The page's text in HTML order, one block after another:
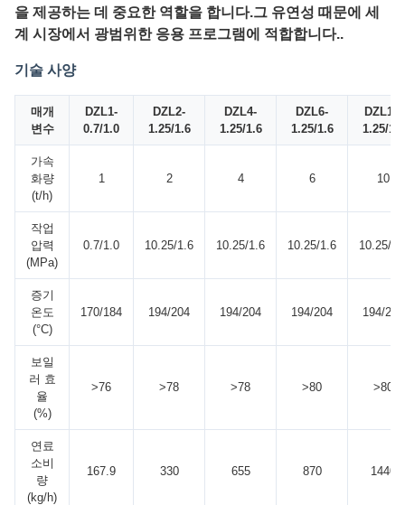
을 제공하는 데 중요한 역할을 합니다.그 유연성 때문에 세
계 시장에서 광범위한 응용 프로그램에 적합합니다..
기술 사양
매개
변수
DZL1-
0.7/1.0
DZL2-
1.25/1.6
DZL4-
1.25/1.6
DZL6-
1.25/1.6
DZL10-
1.25/1.6
가속
화량
(t/h)
1 2 4 6 10
작업
압력
(MPa)
0.7/1.0 10.25/1.6 10.25/1.6 10.25/1.6 10.25/
증기
온도
(°C)
170/184 194/204 194/204 194/204 194/204
보일
러 효
율
(%)
>76 >78 >78 >80 >80
연료
소비
량
(kg/h)
167.9 330 655 870 1440